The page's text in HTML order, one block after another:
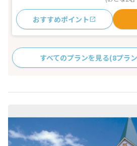
おすすめポイント
すべてのプランを見る(8プラ